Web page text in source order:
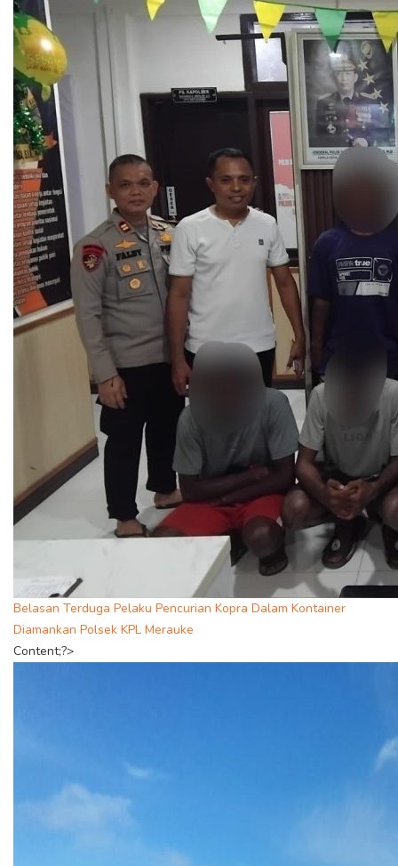
Belasan Terduga Pelaku Pencurian Kopra Dalam Kontainer
Diamankan Polsek KPL Merauke
Content;?>